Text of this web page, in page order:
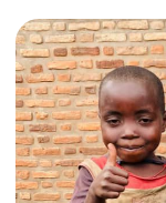
Ежемесячно
страховки для
программе.
50 долларов в
доступ к
детей.